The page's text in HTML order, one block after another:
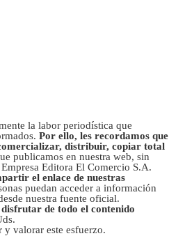
la labor periodística que
Por ello, les recordamos que
distribuir, copiar total
publicamos en nuestra web, sin
Editora El Comercio S.A.
el enlace de nuestras
puedan acceder a información
nuestra fuente oficial.
de todo el contenido
y valorar este esfuerzo.